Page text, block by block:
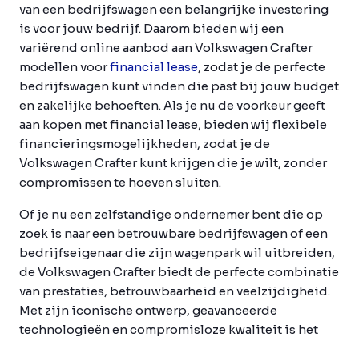
van een bedrijfswagen een belangrijke investering
is voor jouw bedrijf. Daarom bieden wij een
variërend online aanbod aan Volkswagen Crafter
modellen voorfinancial lease, zodat je de perfecte
bedrijfswagen kunt vinden die past bij jouw budget
en zakelijke behoeften. Als je nu de voorkeur geeft
aan kopen met financial lease, bieden wij flexibele
financieringsmogelijkheden, zodat je de
Volkswagen Crafter kunt krijgen die je wilt, zonder
compromissen te hoeven sluiten.
Of je nu een zelfstandige ondernemer bent die op
zoek is naar een betrouwbare bedrijfswagen of een
bedrijfseigenaar die zijn wagenpark wil uitbreiden,
de Volkswagen Crafter biedt de perfecte combinatie
van prestaties, betrouwbaarheid en veelzijdigheid.
Met zijn iconische ontwerp, geavanceerde
technologieën en compromisloze kwaliteit is het